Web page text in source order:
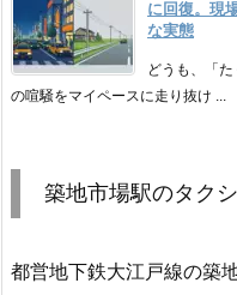
に回復。現
な実態
どうも、「
の喧騒をマイペースに走り抜け ...
築地市場駅のタク
都営地下鉄大江戸線の築